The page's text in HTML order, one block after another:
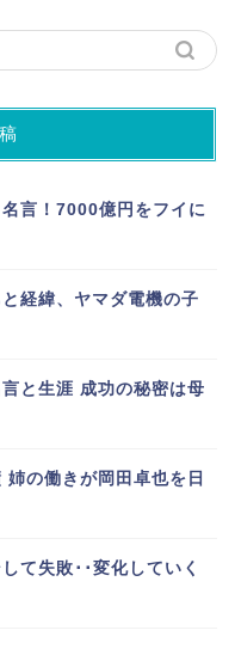
言！7000億円をフイに
経緯、ヤマダ電機の子
と生涯 成功の秘密は母
の働きが岡田卓也を日
て失敗･･変化していく